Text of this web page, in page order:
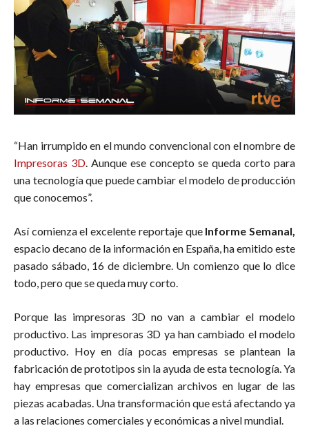
“Han irrumpido en el mundo convencional con el nombre de
Impresoras 3D. Aunque ese concepto se queda corto para
una tecnología que puede cambiar el modelo de producción
que conocemos”.
Así comienza el excelente reportaje queInforme Semanal,
espacio decano de la información en España, ha emitido este
pasado sábado, 16 de diciembre. Un comienzo que lo dice
todo, pero que se queda muy corto.
Porque las impresoras 3D no van a cambiar el modelo
productivo. Las impresoras 3D ya han cambiado el modelo
productivo. Hoy en día pocas empresas se plantean la
fabricación de prototipos sin la ayuda de esta tecnología. Ya
hay empresas que comercializan archivos en lugar de las
piezas acabadas. Una transformación que está afectando ya
a las relaciones comerciales y económicas a nivel mundial.